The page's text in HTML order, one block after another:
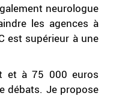
neurologue
les agences à
est supérieur à une
et à 75 000 euros
débats. Je propose